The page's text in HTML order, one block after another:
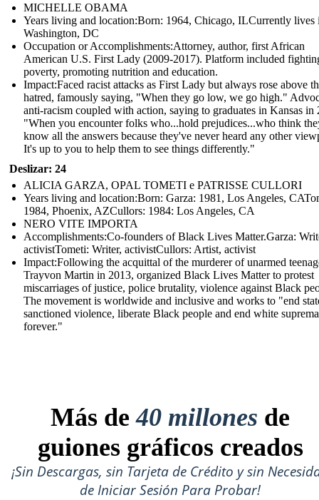
MICHELLE OBAMA
Years living and location:Born: 1964, Chicago, ILCurrently lives
Washington, DC
Occupation or Accomplishments: Attorney, author, first African
American U.S. First Lady (2009-2017). Platform included
poverty, promoting nutrition and education.
Impact: Faced racist attacks as First Lady but always rose above
hatred, famously saying, "When they go low, we go high."
anti-racism coupled with action, saying to graduates in Kansas in
"When you encounter folks who...hold prejudices...who think
know all the answers because they've never heard any other
It's up to you to help them to see things differently."
Deslizar: 24
ALICIA GARZA, OPAL TOMETI e PATRISSE CULLORI
Years living and location:Born: Garza: 1981, Los Angeles,
1984, Phoenix, AZCullors: 1984: Los Angeles, CA
NERO VITE IMPORTA
Accomplishments: Co-founders of Black Lives Matter.Garza:
activistTometi: Writer, activistCullors: Artist, activist
Impact: Following the acquittal of the murderer of unarmed
Trayvon Martin in 2013, organized Black Lives Matter to protest
miscarriages of justice, police brutality, violence against Black
The movement is worldwide and inclusive and works to "end
sanctioned violence, liberate Black people and end white
forever."
Más de40 millones de
guiones gráficos creados
¡Sin Descargas, sin Tarjeta de Crédito y sin
de Iniciar Sesión Para Probar!